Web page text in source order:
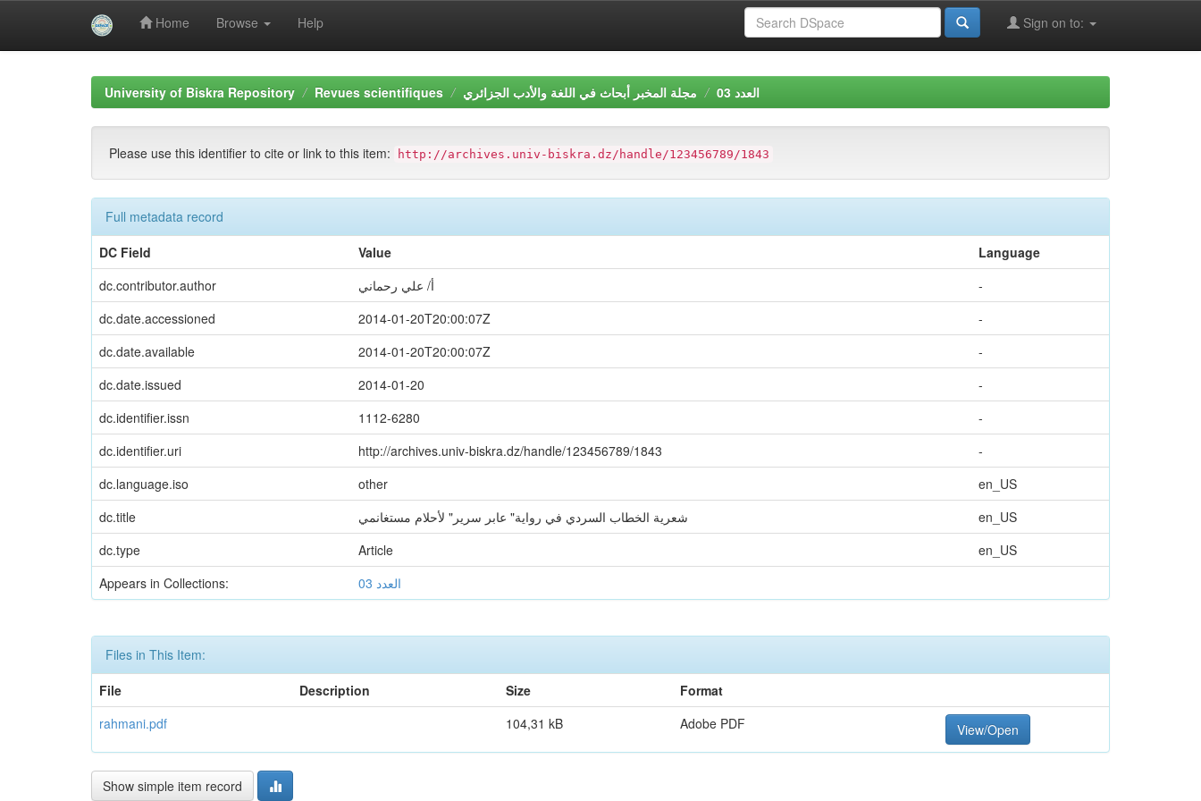
Home Browse Help Sign on to:
University of Biskra Repository Revues scientifiques مجلة المخبر أبحاث في اللغة والأدب الجزائري العدد 03
Please use this identifier to cite or link to this item: http://archives.univ-biskra.dz/handle/123456789/1843
Full metadata record
DC Field
Value
Language
dc.contributor.author
أ/ علي رحماني
-
dc.date.accessioned
2014-01-20T20:00:07Z
-
dc.date.available
2014-01-20T20:00:07Z
-
dc.date.issued
2014-01-20
-
dc.identifier.issn
1112-6280
-
dc.identifier.uri
http://archives.univ-biskra.dz/handle/123456789/1843
-
dc.language.iso
other
en_US
dc.title
شعرية الخطاب السردي في رواية" عابر سرير" لأحلام مستغانمي
en_US
dc.type
Article
en_US
Appears in Collections:
العدد 03
Files in This Item:
File
Description Size
Format
rahmani.pdf
104,31 kB Adobe PDF View/Open
Show simple item record